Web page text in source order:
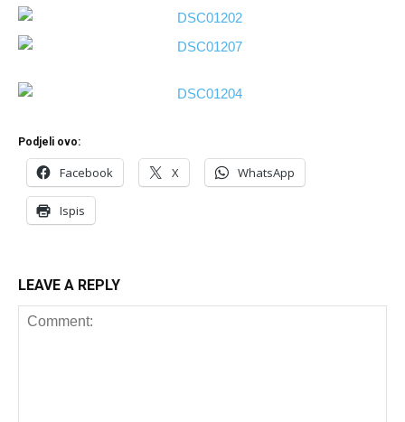
Podjeli ovo:
Facebook X WhatsApp
Ispis
LEAVE A REPLY